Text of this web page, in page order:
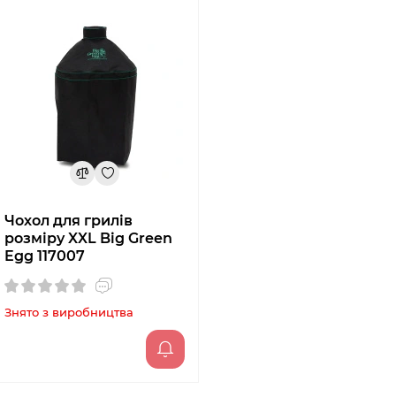
Чохол для грилів
розміру XXL Big Green
Egg 117007
Знято з виробництва